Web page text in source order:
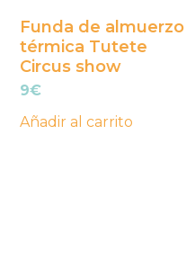
Funda de almuerzo
térmica Tutete
Circus show
9€
Añadir al carrito